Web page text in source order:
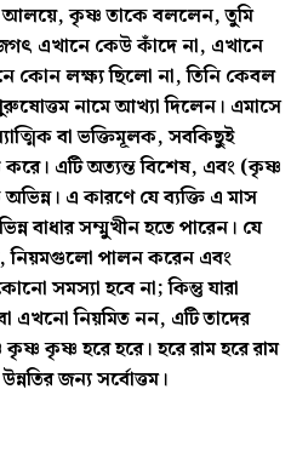
আলয়ে, কৃষ্ণ তাকে বললেন, তুমি
এখানে কেউ কাঁদে না, এখানে
কোন লক্ষ্য ছিলো না, তিনি কেবল
নামে আখ্যা দিলেন। এমাসে
বা ভক্তিমূলক, সবকিছুই
এটি অত্যন্ত বিশেষ, এবং (কৃষ্ণ
এ কারণে যে ব্যক্তি এ মাস
বাধার সম্মুখীন হতে পারেন। যে
নিয়মগুলো পালন করেন এবং
সমস্যা হবে না; কিন্তু যারা
এখনো নিয়মিত নন, এটি তাদের
কৃষ্ণ হরে হরে। হরে রাম হরে রাম
জন্য সর্বোত্তম।